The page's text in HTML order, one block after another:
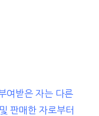
여받은 자는 다른
판매한 자로부터